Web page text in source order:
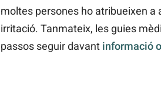
moltes persones ho atribueixen a
irritació. Tanmateix, les guies
passos seguir davant informació